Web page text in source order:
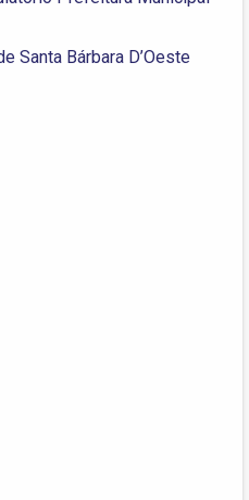
Santa Bárbara D’Oeste